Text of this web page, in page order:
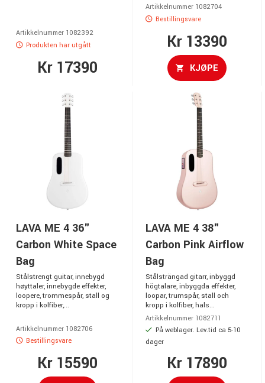
Artikkelnummer 1082392
Produkten har utgått
Kr 17390
Artikkelnummer 1082704
Bestillingsvare
Kr 13390
KJØPE
LAVA ME 4 36"
Carbon White Space
Bag
Stålstrengt guitar, innebygd
høyttaler, innebygde effekter,
loopere, trommespår, stall og
kropp i kolfiber,...
Artikkelnummer 1082706
Bestillingsvare
Kr 15590
LAVA ME 4 38"
Carbon Pink Airflow
Bag
Stålsträngad gitarr, inbyggd
högtalare, inbyggda effekter,
loopar, trumspår, stall och
kropp i kolfiber, hals...
Artikkelnummer 1082711
På weblager. Lev.tid ca 5-10
dager
Kr 17890